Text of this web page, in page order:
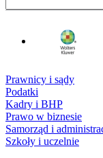
Prawnicy i sądy
Podatki
Kadry i BHP
Prawo w biznesie
Samorząd i
Szkoły i uczelnie